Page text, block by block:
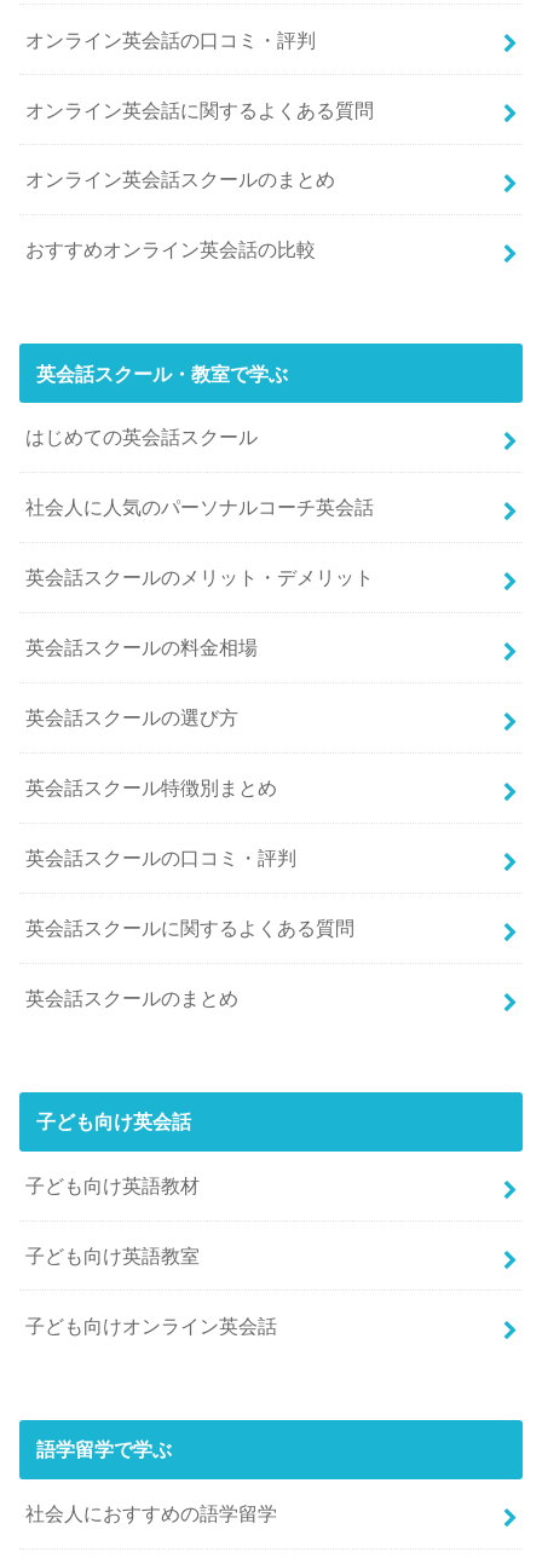
オンライン英会話の口コミ・評判
オンライン英会話に関するよくある質問
オンライン英会話スクールのまとめ
おすすめオンライン英会話の比較
英会話スクール・教室で学ぶ
はじめての英会話スクール
社会人に人気のパーソナルコーチ英会話
英会話スクールのメリット・デメリット
英会話スクールの料金相場
英会話スクールの選び方
英会話スクール特徴別まとめ
英会話スクールの口コミ・評判
英会話スクールに関するよくある質問
英会話スクールのまとめ
子ども向け英会話
子ども向け英語教材
子ども向け英語教室
子ども向けオンライン英会話
語学留学で学ぶ
社会人におすすめの語学留学